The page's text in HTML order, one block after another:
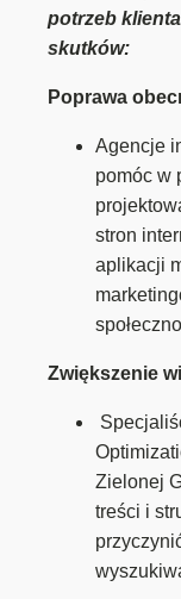
potrzeb
skutków:
Poprawa
Agencje
pomóc w
stron
aplikacji
Zwiększenie
Zielonej
treści i